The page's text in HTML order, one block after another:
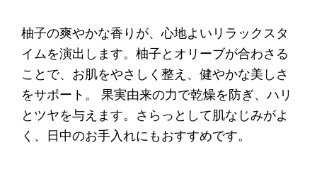
柚子の爽やかな香りが、心地よいリラックスタ
イムを演出します。柚子とオリーブが合わさる
ことで、お肌をやさしく整え、健やかな美しさ
をサポート。 果実由来の力で乾燥を防ぎ、ハリ
とツヤを与えます。さらっとして肌なじみがよ
く、日中のお手入れにもおすすめです。